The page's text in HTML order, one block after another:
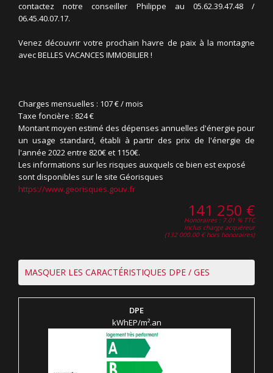
contactez notre conseiller Philippe au 05.62.39.47.48 /
06.45.40.07.17.
Venez découvrir votre prochain havre de paix à la montagne
avec BELLES VACANCES IMMOBILIER !
Charges mensuelles : 107 € / mois
Taxe foncière : 824 €
Montant moyen estimé des dépenses annuelles d'énergie pour
un usage standard, établi à partir des prix de l'énergie de
l'année 2022 entre 820€ et 1150€.
Les informations sur les risques auxquels ce bien est exposé
sont disponibles sur le site Géorisques
https://www.georisques.gouv.fr
141 250 €
Honoraires : 7.01 % TTC
inclus charge acquéreur
(132 000.00 € hors honoraires)
MASQUER LES CARACTÉRISTIQUES DPE / GES
DPE
kWhEP/m².an